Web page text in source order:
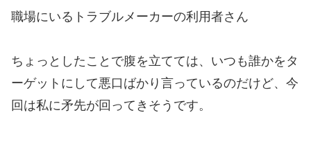
職場にいるトラブルメーカーの利用者さん
ちょっとしたことで腹を立てては、いつも誰かをタ
ーゲットにして悪口ばかり言っているのだけど、今
回は私に矛先が回ってきそうです。